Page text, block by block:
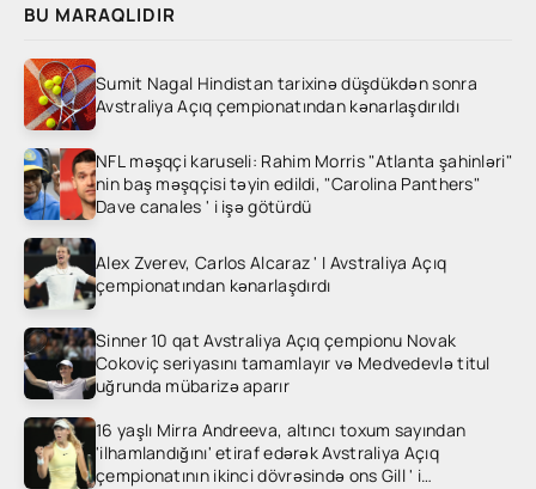
BU MARAQLIDIR
Sumit Nagal Hindistan tarixinə düşdükdən sonra
Avstraliya Açıq çempionatından kənarlaşdırıldı
NFL məşqçi karuseli: Rahim Morris "Atlanta şahinləri"
nin baş məşqçisi təyin edildi, "Carolina Panthers"
Dave canales ' i işə götürdü
Alex Zverev, Carlos Alcaraz ' I Avstraliya Açıq
çempionatından kənarlaşdırdı
Sinner 10 qat Avstraliya Açıq çempionu Novak
Cokoviç seriyasını tamamlayır və Medvedevlə titul
uğrunda mübarizə aparır
16 yaşlı Mirra Andreeva, altıncı toxum sayından
'ilhamlandığını' etiraf edərək Avstraliya Açıq
çempionatının ikinci dövrəsində ons Gill ' i